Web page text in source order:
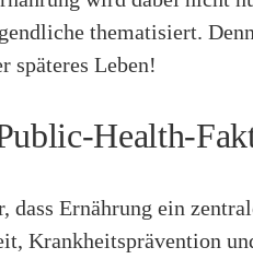
thematisiert.
späteres Leben!
Health-
dass Ernährung ein
Krankheitsprävention